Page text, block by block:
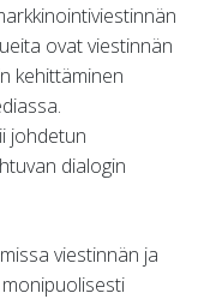
ovat viestinnän
kehittäminen
johdetun
dialogin
viestinnän ja